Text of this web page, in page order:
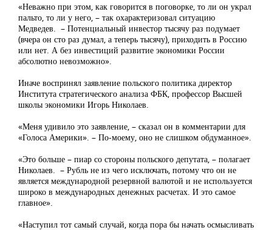
«Неважно при этом, как говорится в поговорке, то ли он украл
пальто, то ли у него, – так охарактеризовал ситуацию
Медведев. – Потенциальный инвестор тысячу раз подумает
(вчера он сто раз думал, а теперь тысячу), приходить в Россию
или нет. А без инвестиций развитие экономики России
абсолютно невозможно».
Иначе воспринял заявление польского политика директор
Института стратегического анализа ФБК, профессор Высшей
школы экономики Игорь Николаев.
«Меня удивило это заявление, – сказал он в комментарии для
«Голоса Америки». – По-моему, оно не слишком обдуманное».
«Это больше – пиар со стороны польского депутата, – полагает
Николаев. – Рубль не из чего исключать, потому что он не
является международной резервной валютой и не используется
широко в международных денежных расчетах. И это самое
главное».
«Наступил тот самый случай, когда пора бы начать осмысливать